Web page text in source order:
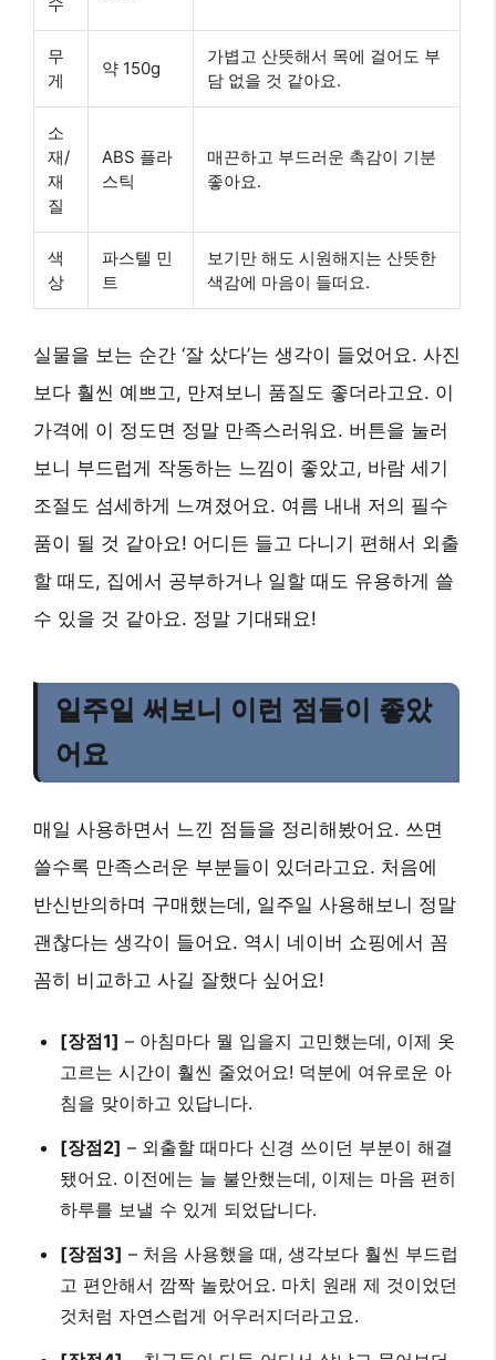
무
게
약 150g
가볍고 산뜻해서 목에 걸어도 부
담 없을 것 같아요.
소
재/
재
질
ABS 플라
스틱
매끈하고 부드러운 촉감이 기분
좋아요.
색
상
파스텔 민
트
보기만 해도 시원해지는 산뜻한
색감에 마음이 들떠요.
실물을 보는 순간 ‘잘 샀다’는 생각이 들었어요. 사진
보다 훨씬 예쁘고, 만져보니 품질도 좋더라고요. 이
가격에 이 정도면 정말 만족스러워요. 버튼을 눌러
보니 부드럽게 작동하는 느낌이 좋았고, 바람 세기
조절도 섬세하게 느껴졌어요. 여름 내내 저의 필수
품이 될 것 같아요! 어디든 들고 다니기 편해서 외출
할 때도, 집에서 공부하거나 일할 때도 유용하게 쓸
수 있을 것 같아요. 정말 기대돼요!
일주일 써보니 이런 점들이 좋았
어요
매일 사용하면서 느낀 점들을 정리해봤어요. 쓰면
쓸수록 만족스러운 부분들이 있더라고요. 처음에
반신반의하며 구매했는데, 일주일 사용해보니 정말
괜찮다는 생각이 들어요. 역시 네이버 쇼핑에서 꼼
꼼히 비교하고 사길 잘했다 싶어요!
[장점1] – 아침마다 뭘 입을지 고민했는데, 이제 옷
고르는 시간이 훨씬 줄었어요! 덕분에 여유로운 아
침을 맞이하고 있답니다.
[장점2] – 외출할 때마다 신경 쓰이던 부분이 해결
됐어요. 이전에는 늘 불안했는데, 이제는 마음 편히
하루를 보낼 수 있게 되었답니다.
[장점3] – 처음 사용했을 때, 생각보다 훨씬 부드럽
고 편안해서 깜짝 놀랐어요. 마치 원래 제 것이었던
것처럼 자연스럽게 어우러지더라고요.